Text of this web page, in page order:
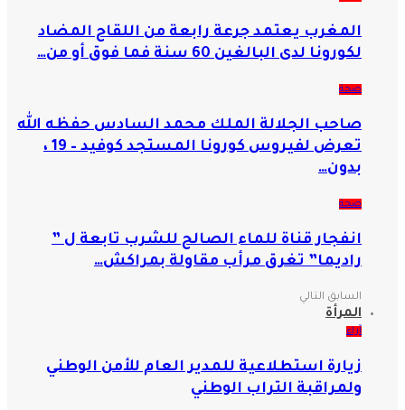
المغرب يعتمد جرعة رابعة من اللقاح المضاد
لكورونا لدى البالغين 60 سنة فما فوق أو من…
صحة
صاحب الجلالة الملك محمد السادس حفظه الله
تعرض لفيروس كورونا المستجد كوفيد – 19 ،
بدون…
صحة
انفجار قناة للماء الصالح للشرب تابعة ل ”
راديما” تغرق مرأب مقاولة بمراكش…
السابق التالي
المرأة
آراء
زيارة استطلاعية للمدير العام للأمن الوطني
ولمراقبة التراب الوطني